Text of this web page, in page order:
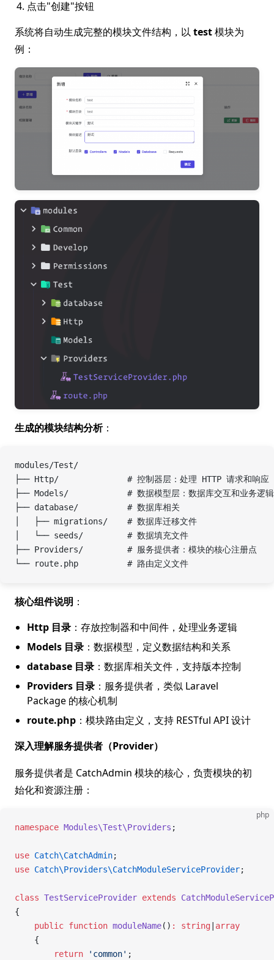
点击"创建"按钮
系统将自动生成完整的模块文件结构，以 test模块为
例：
生成的模块结构分析：
modules/Test/
├── Http/              # 控制器层：处理 HTTP 请求和响应
├── Models/            # 数据模型层：数据库交互和业务逻辑
├── database/          # 数据库相关
│   ├── migrations/    # 数据库迁移文件
│   └── seeds/         # 数据填充文件
├── Providers/         # 服务提供者：模块的核心注册点
└── route.php          # 路由定义文件
核心组件说明 ：
Http 目录 ：存放控制器和中间件，处理业务逻辑
Models 目录 ：数据模型，定义数据结构和关系
database 目录 ：数据库相关文件，支持版本控制
Providers 目录 ：服务提供者，类似 Laravel
Package 的核心机制
route.php ：模块路由定义，支持 RESTful API 设计
深入理解服务提供者（Provider）
服务提供者是 CatchAdmin 模块的核心，负责模块的初
始化和资源注册：
php
namespace Modules\Test\Providers ;
use Catch\CatchAdmin;
use Catch\Providers\CatchModuleServiceProvider;
class TestServiceProvider extends
{
    public
function moduleName() : string array
    {
        return
'common' ;